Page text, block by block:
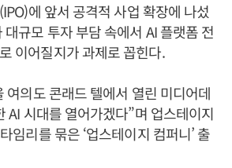
에 앞서 공격적 사업 확장에 나섰
규모 투자 부담 속에서 AI 플랫폼 전
이어질지가 과제로 꼽힌다.
여의도 콘래드 텔에서 열린 미디어데
AI 시대를 열어가겠다”며 업스테이지
임리를 묶은 ‘업스테이지 컴퍼니’ 출